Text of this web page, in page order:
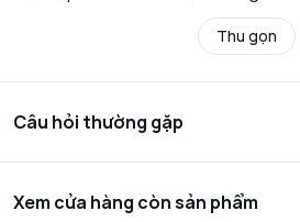
Thu gọn
Câu hỏi thường gặp
Xem cửa hàng còn sản phẩm